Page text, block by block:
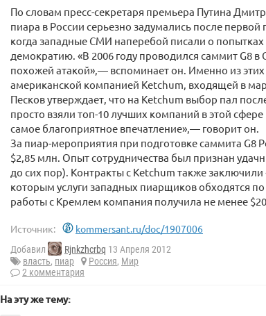
По словам пресс-секретаря премьера Путина
пиара в России серьезно задумались после
когда западные СМИ наперебой писали о
демократию. «В 2006 году проводился саммит G8 в
похожей атакой»,— вспоминает он. Именно из
американской компанией Ketchum, входящей в
Песков утверждает, что на Ketchum выбор пал
просто взяли топ-10 лучших компаний в этой
самое благоприятное впечатление»,— говорит он.
За пиар-мероприятия при подготовке саммита G8
$2,85 млн. Опыт сотрудничества был признан
до сих пор). Контракты с Ketchum также заключили
которым услуги западных пиарщиков обходятся по
работы с Кремлем компания получила не менее
Источник: kommersant.ru/doc/1907006
Добавил Rjnkzhcrbq 13 Апреля 2012
власть, пиар Россия, Мир
2 комментария
На эту же тему: